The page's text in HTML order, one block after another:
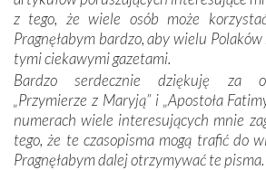
konieczności ciągłego zabiegania o
Opatrzności. Wierność
przynajmniej w życiu duchowym.
nieszczęściem i śmiercią. Te
przychodziły na myśl, gdy
przewodników o portugalskich
zwycięskich bitwach i
kochanków.
z tego, że wiele osób może
Pragnęłabym bardzo, aby wielu Polaków
tymi ciekawymi gazetami.
Bardzo serdecznie dziękuję za
„Przymierze z Maryją” i „Apostoła
numerach wiele interesujących mnie
tego, że te czasopisma mogą trafić do
Pragnęłabym dalej otrzymywać te pisma.